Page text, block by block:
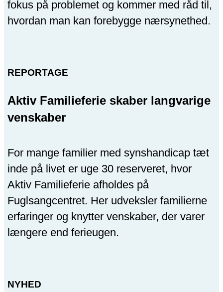
fokus på problemet og kommer med råd til,
hvordan man kan forebygge nærsynethed.
REPORTAGE
Aktiv Familieferie skaber langvarige
venskaber
For mange familier med synshandicap tæt
inde på livet er uge 30 reserveret, hvor
Aktiv Familieferie afholdes på
Fuglsangcentret. Her udveksler familierne
erfaringer og knytter venskaber, der varer
længere end ferieugen.
NYHED